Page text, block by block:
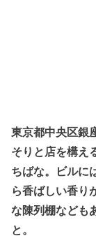
東京都中央区銀
そりと店を構え
ちばな。ビルに
ら香ばしい香り
な陳列棚なども
と。